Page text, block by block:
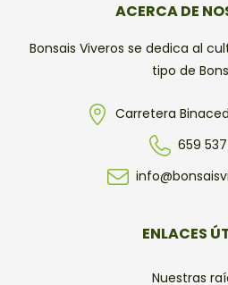
ACERCA DE
Bonsais Viveros se dedica al
tipo de
Carretera
659
ENLACES
Nuestras